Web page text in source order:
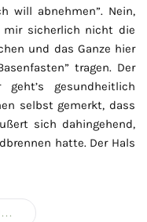
will abnehmen”. Nein,
mir sicherlich nicht die
und das Ganze hier
tragen. Der
gesundheitlich
selbst gemerkt, dass
sich dahingehend,
hatte. Der Hals